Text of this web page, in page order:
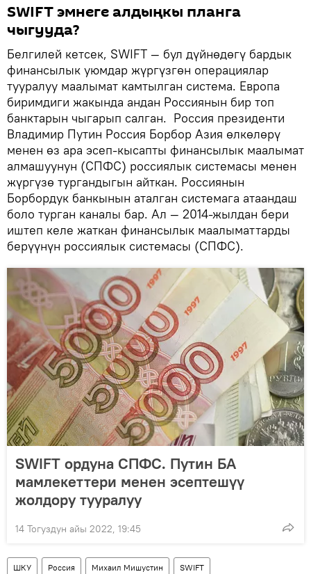
SWIFT эмнеге алдыңкы планга
чыгууда?
Белгилей кетсек, SWIFT — бул дүйнөдөгү бардык
финансылык уюмдар жүргүзгөн операциялар
тууралуу маалымат камтылган система. Европа
биримдиги жакында андан Россиянын бир топ
банктарын чыгарып салган. Россия президенти
Владимир Путин Россия Борбор Азия өлкөлөрү
менен өз ара эсеп-кысапты финансылык маалымат
алмашуунун (СПФС) россиялык системасы менен
жүргүзө тургандыгын айткан. Россиянын
Борбордук банкынын аталган системага атаандаш
боло турган каналы бар. Ал — 2014-жылдан бери
иштеп келе жаткан финансылык маалыматтарды
берүүнүн россиялык системасы (СПФС).
SWIFT ордуна СПФС. Путин БА
мамлекеттери менен эсептешүү
жолдору тууралуу
14 Тогуздун айы 2022, 19:45
ШКУ Россия Михаил Мишустин SWIFT